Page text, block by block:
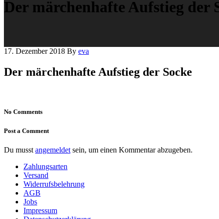
Der märchenhafte Aufstieg der
17. Dezember 2018 By eva
Der märchenhafte Aufstieg der Socke
No Comments
Post a Comment
Du musst angemeldet sein, um einen Kommentar abzugeben.
Zahlungsarten
Versand
Widerrufsbelehrung
AGB
Jobs
Impressum